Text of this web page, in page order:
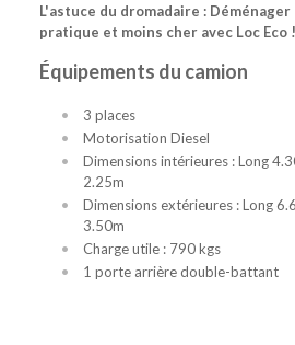
L'astuce du dromadaire :
pratique et moins cher avec Loc Eco !
Équipements du camion
3 places
Motorisation Diesel
Dimensions intérieures : Long
2.25m
Dimensions extérieures : Long
3.50m
Charge utile : 790 kgs
1 porte arrière double-battant